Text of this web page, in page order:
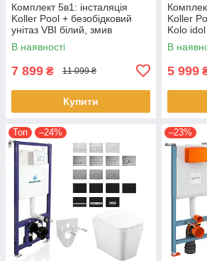
Комплект 5в1: інсталяція
Koller Pool + безобідковий
унітаз VBI білий, змив
TORNADO + клавіша на вибір
В наявності
7 899 ₴ 11 099 ₴
Купити
Koller
Kolo
на вибір
В
5 999
Топ –24% –23%